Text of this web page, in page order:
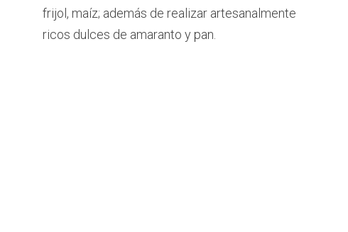
frijol, maíz; además de realizar artesanalmente
ricos dulces de amaranto y pan.